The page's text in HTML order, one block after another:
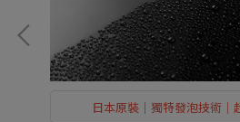
日本原裝｜獨特發泡技術｜